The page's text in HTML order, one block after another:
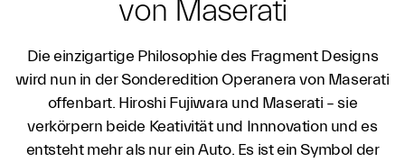
von Maserati
Die einzigartige Philosophie des Fragment Designs
wird nun in der Sonderedition Operanera von Maserati
offenbart. Hiroshi Fujiwara und Maserati – sie
verkörpern beide Keativität und Innnovation und es
entsteht mehr als nur ein Auto. Es ist ein Symbol der